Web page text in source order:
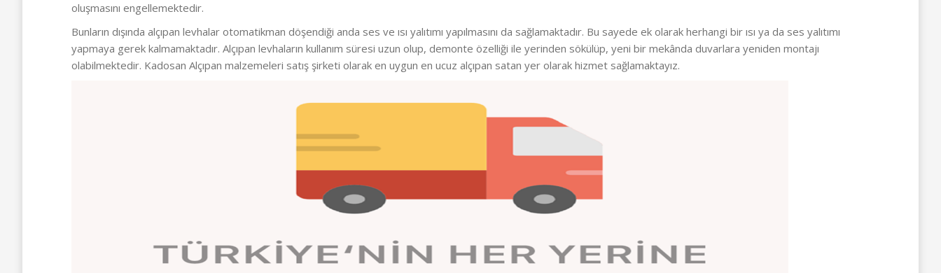
oluşmasını engellemektedir.
Bunların dışında alçıpan levhalar otomatikman döşendiği anda ses ve ısı yalıtımı yapılmasını da sağlamaktadır. Bu sayede ek olarak herhangi bir ısı ya da ses yalıtımı
yapmaya gerek kalmamaktadır. Alçıpan levhaların kullanım süresi uzun olup, demonte özelliği ile yerinden sökülüp, yeni bir mekânda duvarlara yeniden montajı
olabilmektedir. Kadosan Alçıpan malzemeleri satış şirketi olarak en uygun en ucuz alçıpan satan yer olarak hizmet sağlamaktayız.